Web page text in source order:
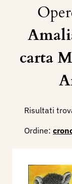
carta
Risultati
Ordine: